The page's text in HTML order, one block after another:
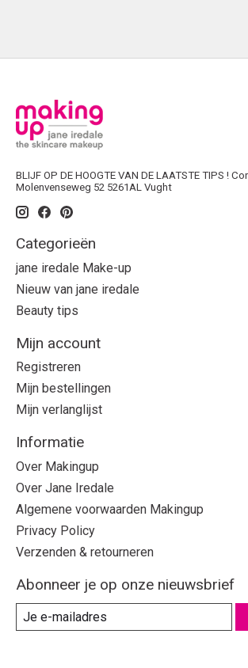
BLIJF OP DE HOOGTE VAN DE LAATSTE TIPS !
Molenvenseweg 52 5261AL Vught
Categorieën
jane iredale Make-up
Nieuw van jane iredale
Beauty tips
Mijn account
Registreren
Mijn bestellingen
Mijn verlanglijst
Informatie
Over Makingup
Over Jane Iredale
Algemene voorwaarden Makingup
Privacy Policy
Verzenden & retourneren
Abonneer je op onze nieuwsbrief